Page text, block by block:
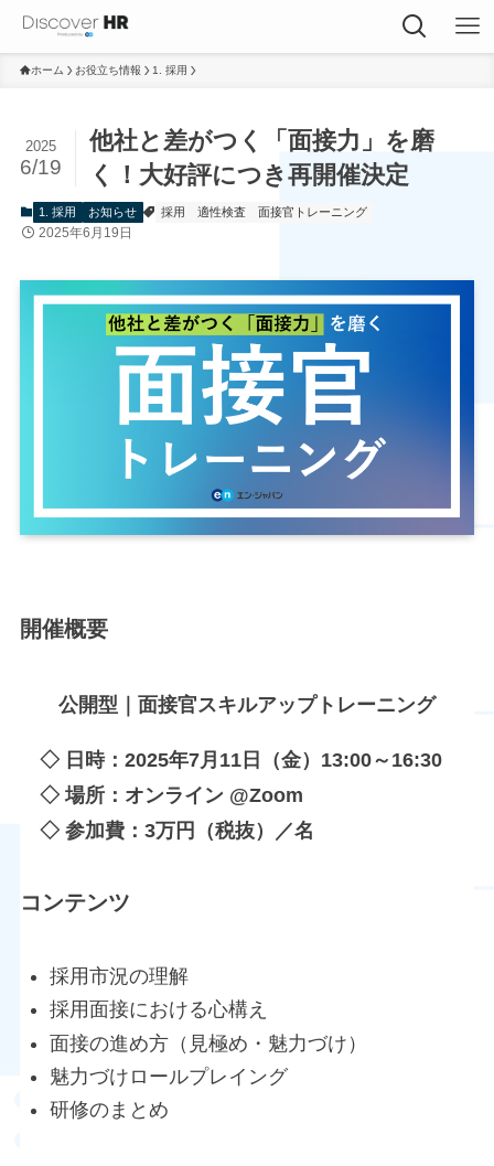
ホーム お役立ち情報 1. 採用
他社と差がつく「面接力」を磨
く！大好評につき再開催決定
2025
6/19
1. 採用 お知らせ 採用 適性検査 面接官トレーニング
2025年6月19日
開催概要
公開型｜面接官スキルアップトレーニング
◇ 日時：2025年7月11日（金）13:00～16:30
◇ 場所：オンライン @Zoom
◇ 参加費：3万円（税抜）／名
コンテンツ
採用市況の理解
採用面接における心構え
面接の進め方（見極め・魅力づけ）
魅力づけロールプレイング
研修のまとめ